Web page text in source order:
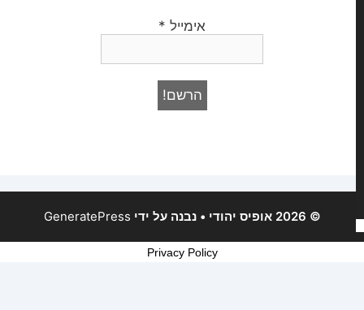
אימייל*
© 2026 אופיס יהודי • נבנה על ידיGeneratePress
Privacy Policy